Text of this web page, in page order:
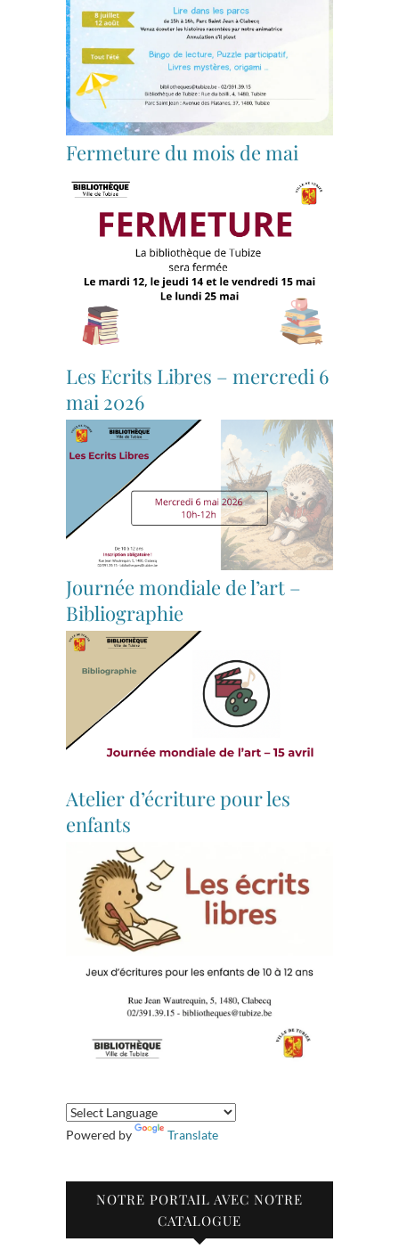
Fermeture du mois de mai
Les Ecrits Libres – mercredi 6
mai 2026
Journée mondiale de l’art –
Bibliographie
Atelier d’écriture pour les
enfants
Powered by Translate
NOTRE PORTAIL AVEC NOTRE
CATALOGUE